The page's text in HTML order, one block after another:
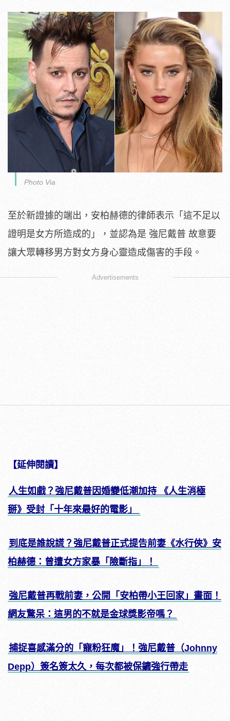
Photo Via
至於新證據的端出，安柏赫德的律師表示「這不足以
證明是女方所造成的」，並認為是 強尼戴普 故意要
讓大眾轉移男方對女方身心靈造成傷害的手段。
Advertisements
【延伸閱讀】
人生如戲？強尼戴普因婚變低潮加持 《人生消極
掰》受封「十年來最好的電影」
到底是誰說謊？強尼戴普正式提告前妻《水行俠》安
柏赫德：曾遭女方家暴「險斷指」！
強尼戴普再戰前妻，公開「安柏帶小王回家」畫面！
網友驚呆：這男的不就是金球獎影帝嗎？
捕捉喜感滿分的「寵粉狂魔」！強尼戴普（Johnny
Depp）簽名簽太久，每次都被保鑣強行帶走